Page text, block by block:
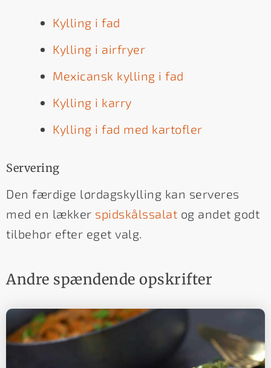
Kylling i fad
Kylling i airfryer
Mexicansk kylling i fad
Kylling i karry
Kylling i fad med kartofler
Servering
Den færdige lørdagskylling kan serveres
med en lækker spidskålssalat og andet godt
tilbehør efter eget valg.
Andre spændende opskrifter